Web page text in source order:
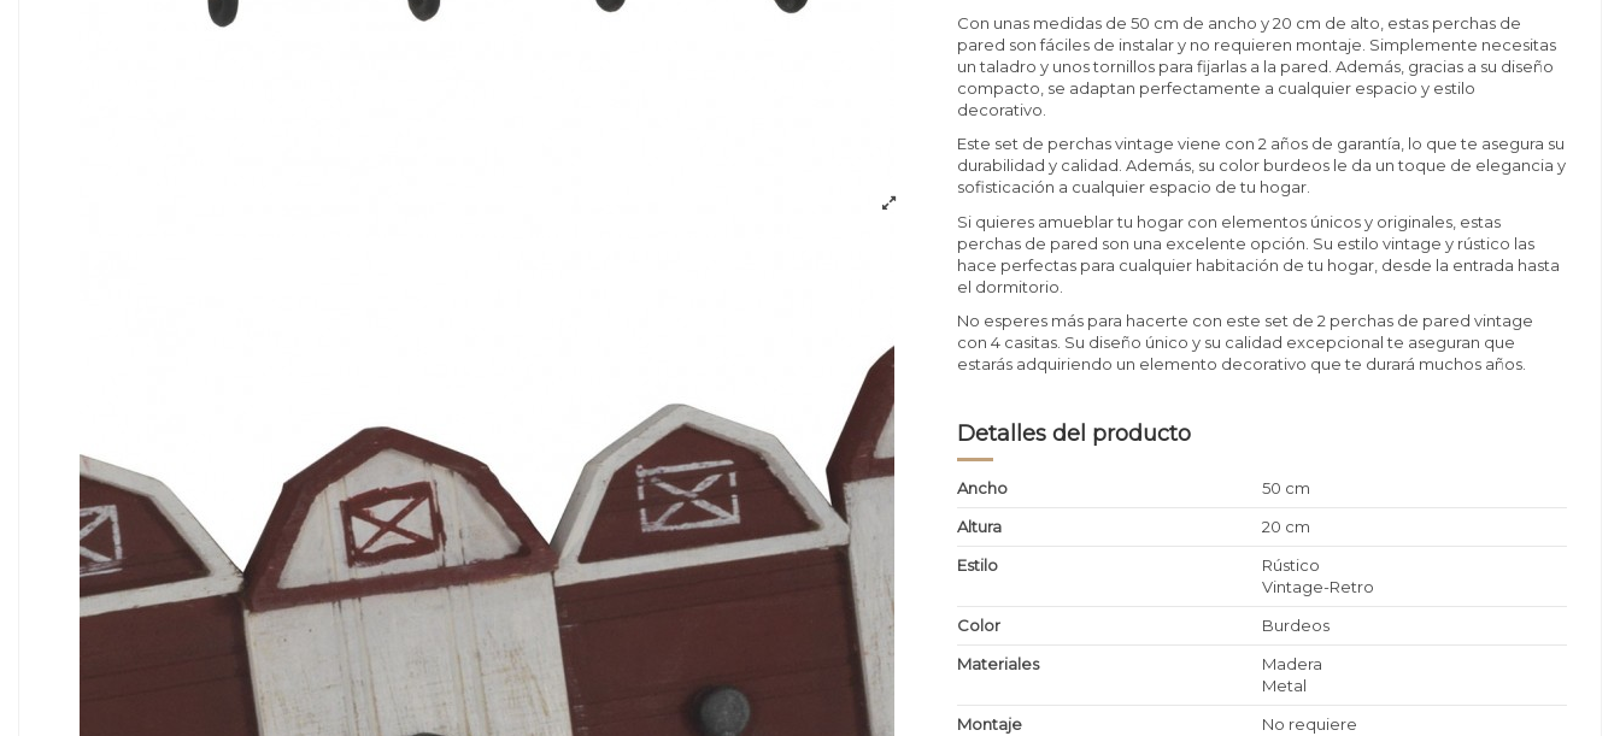
Con unas medidas de 50 cm de ancho y 20 cm de alto, estas perchas de
pared son fáciles de instalar y no requieren montaje. Simplemente necesitas
un taladro y unos tornillos para fijarlas a la pared. Además, gracias a su diseño
compacto, se adaptan perfectamente a cualquier espacio y estilo
decorativo.
Este set de perchas vintage viene con 2 años de garantía, lo que te asegura su
durabilidad y calidad. Además, su color burdeos le da un toque de elegancia y
sofisticación a cualquier espacio de tu hogar.
Si quieres amueblar tu hogar con elementos únicos y originales, estas
perchas de pared son una excelente opción. Su estilo vintage y rústico las
hace perfectas para cualquier habitación de tu hogar, desde la entrada hasta
el dormitorio.
No esperes más para hacerte con este set de 2 perchas de pared vintage
con 4 casitas. Su diseño único y su calidad excepcional te aseguran que
estarás adquiriendo un elemento decorativo que te durará muchos años.
Detalles del producto
Ancho
50 cm
Altura
20 cm
Estilo
Rústico
Vintage-Retro
Color
Burdeos
Materiales
Madera
Metal
Montaje
No requiere